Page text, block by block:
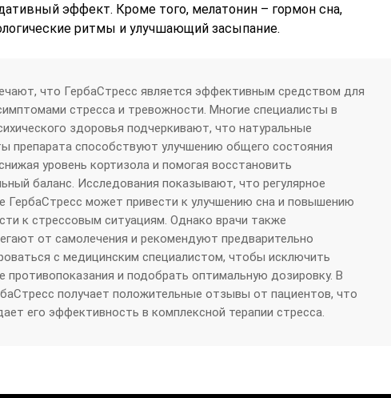
эффект. Кроме того, мелатонин – гормон сна,
ритмы и улучшающий засыпание.
что ГербаСтресс является эффективным средством для
стресса и тревожности. Многие специалисты в
здоровья подчеркивают, что натуральные
препарата способствуют улучшению общего состояния
уровень кортизола и помогая восстановить
баланс. Исследования показывают, что регулярное
ГербаСтресс может привести к улучшению сна и повышению
к стрессовым ситуациям. Однако врачи также
от самолечения и рекомендуют предварительно
с медицинским специалистом, чтобы исключить
противопоказания и подобрать оптимальную дозировку. В
получает положительные отзывы от пациентов, что
его эффективность в комплексной терапии стресса.